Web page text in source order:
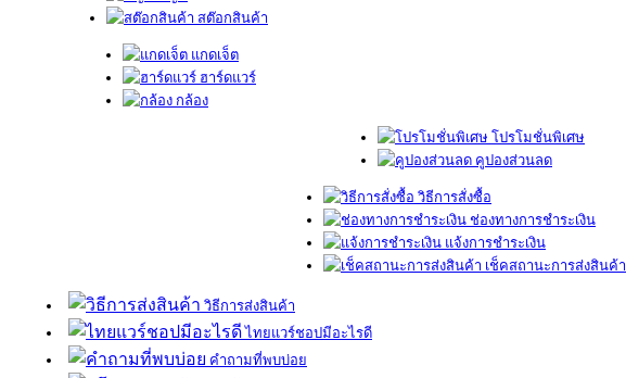
สต๊อกสินค้า
แกดเจ็ต
ฮาร์ดแวร์
กล้อง
โปรโมชั่นพิเศษ
คูปองส่วนลด
วิธีการสั่งซื้อ
ช่องทางการชำระเงิน
แจ้งการชำระเงิน
เช็คสถานะการส่งสินค้า
วิธีการส่งสินค้า
ไทยแวร์ชอปมีอะไรดี
คำถามที่พบบ่อย